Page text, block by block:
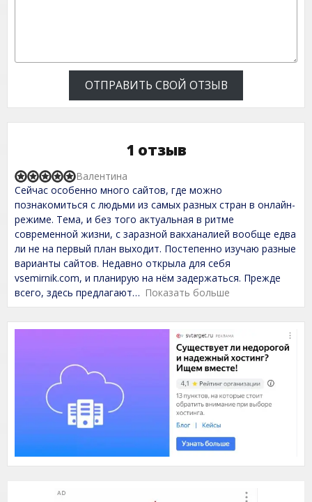
ОТПРАВИТЬ СВОЙ ОТЗЫВ
1 отзыв
R
a
t
d
5
,
0
o
u
t
5
Сейчас особенно много сайтов, где можно
познакомиться с людьми из самых разных стран в онлайн-
режиме. Тема, и без того актуальная в ритме
современной жизни, с заразной вакханалией вообще едва
ли не на первый план выходит. Постепенно изучаю разные
варианты сайтов. Недавно открыла для себя
vsemirnik.com, и планирую на нём задержаться. Прежде
всего, здесь предлагают
Показать больше
Валентина